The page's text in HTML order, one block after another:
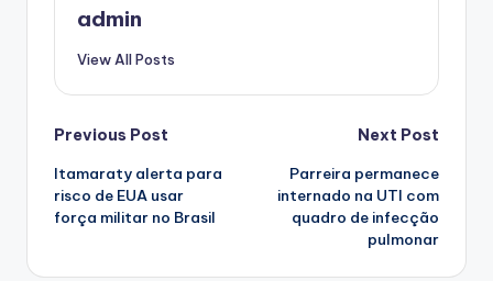
admin
View All Posts
Post
navigation
Previous Post
Itamaraty alerta para
risco de EUA usar
força militar no Brasil
Next Post
Parreira permanece
internado na UTI com
quadro de infecção
pulmonar